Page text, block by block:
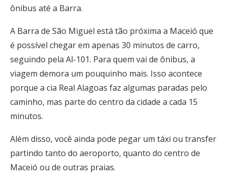
ônibus até a Barra.
A Barra de São Miguel está tão próxima a Maceió que
é possível chegar em apenas 30 minutos de carro,
seguindo pela Al-101. Para quem vai de ônibus, a
viagem demora um pouquinho mais. Isso acontece
porque a cia Real Alagoas faz algumas paradas pelo
caminho, mas parte do centro da cidade a cada 15
minutos.
Além disso, você ainda pode pegar um táxi ou transfer
partindo tanto do aeroporto, quanto do centro de
Maceió ou de outras praias.